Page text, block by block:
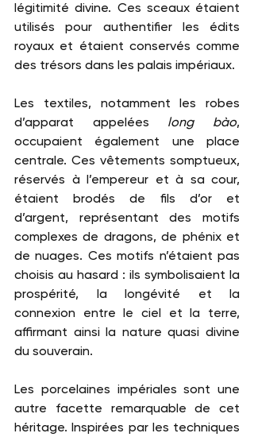
légitimité divine. Ces sceaux étaient
utilisés pour authentifier les édits
royaux et étaient conservés comme
des trésors dans les palais impériaux.
Les textiles, notamment les robes
d’apparat appelées long bào,
occupaient également une place
centrale. Ces vêtements somptueux,
réservés à l’empereur et à sa cour,
étaient brodés de fils d’or et
d’argent, représentant des motifs
complexes de dragons, de phénix et
de nuages. Ces motifs n’étaient pas
choisis au hasard : ils symbolisaient la
prospérité, la longévité et la
connexion entre le ciel et la terre,
affirmant ainsi la nature quasi divine
du souverain.
Les porcelaines impériales sont une
autre facette remarquable de cet
héritage. Inspirées par les techniques